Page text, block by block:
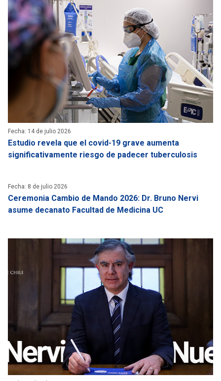
Fecha: 14 de julio 2026
Estudio revela que el covid-19 grave aumenta
significativamente riesgo de padecer tuberculosis
Fecha: 8 de julio 2026
Ceremonia Cambio de Mando 2026: Dr. Bruno Nervi
asume decanato Facultad de Medicina UC